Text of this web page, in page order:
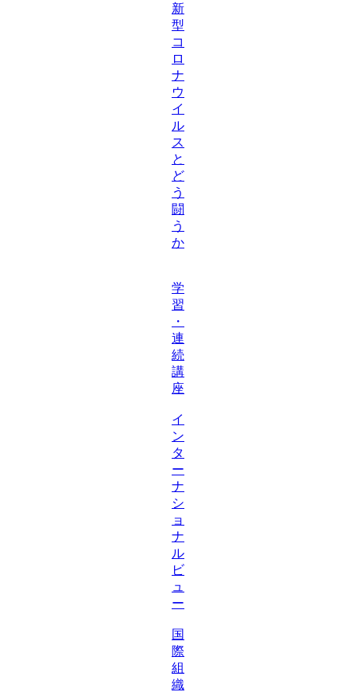
新
型
コ
ロ
ナ
ウ
イ
ル
ス
と
ど
う
闘
う
か
学
習
・
連
続
講
座
イ
ン
タ
ー
ナ
シ
ョ
ナ
ル
ビ
ュ
ー
国
際
組
織